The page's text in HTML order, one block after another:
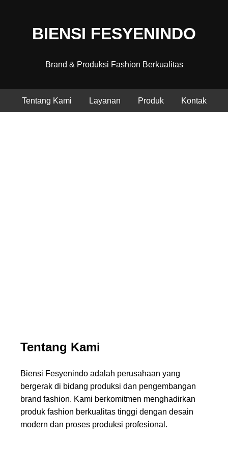
BIENSI FESYENINDO
Brand & Produksi Fashion Berkualitas
Tentang Kami Layanan Produk Kontak
Tentang Kami
Biensi Fesyenindo adalah perusahaan yang
bergerak di bidang produksi dan pengembangan
brand fashion. Kami berkomitmen menghadirkan
produk fashion berkualitas tinggi dengan desain
modern dan proses produksi profesional.